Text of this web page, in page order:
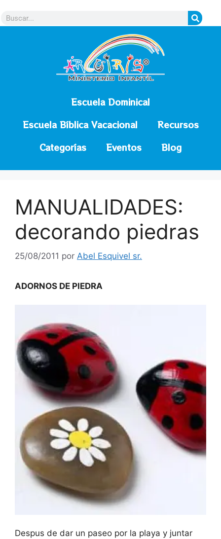
Escuela Dominical
Escuela Bíblica Vacacional
Recursos
Categorías
Eventos Blog
MANUALIDADES:
decorando piedras
25/08/2011 por Abel Esquivel sr.
ADORNOS DE PIEDRA
Despus de dar un paseo por la playa y juntar